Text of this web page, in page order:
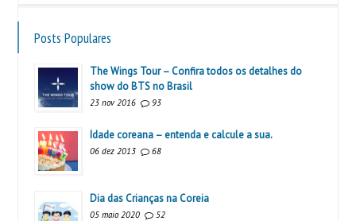
Posts Populares
The Wings Tour – Confira todos os detalhes do
show do BTS no Brasil
23 nov 2016 93
Idade coreana – entenda e calcule a sua.
06 dez 2013 68
Dia das Crianças na Coreia
05 maio 2020 52